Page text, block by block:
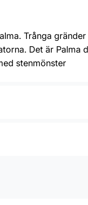
Trånga
Det är Palma
stenmönster